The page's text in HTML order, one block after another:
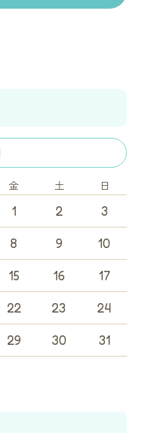
金 土 日
1 2 3
8 9 10
15 16 17
22 23 24
29 30 31